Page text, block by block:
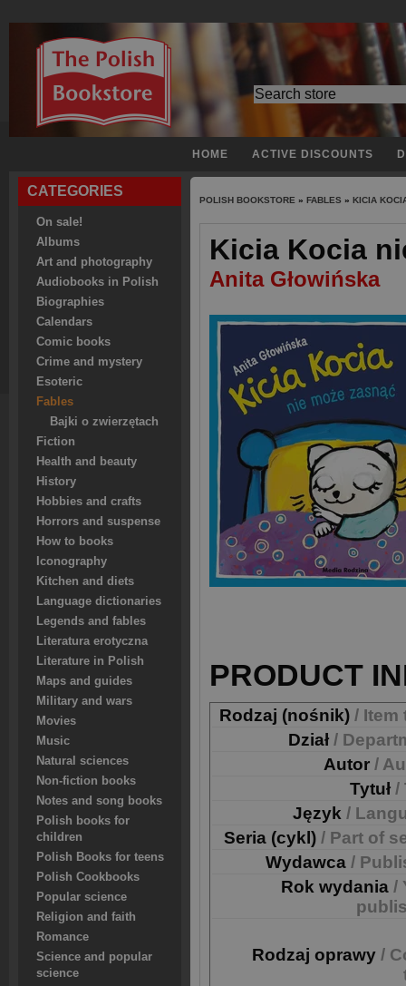
HOME ACTIVE DISCOUNTS
CATEGORIES
On sale!
Albums
Art and photography
Audiobooks in Polish
Biographies
Calendars
Comic books
Crime and mystery
Esoteric
Fables
Bajki o zwierzętach
Fiction
Health and beauty
History
Hobbies and crafts
Horrors and suspense
How to books
Iconography
Kitchen and diets
Language dictionaries
Legends and fables
Literatura erotyczna
Literature in Polish
Maps and guides
Military and wars
Movies
Music
Natural sciences
Non-fiction books
Notes and song books
Polish books for
children
Polish Books for teens
Polish Cookbooks
Popular science
Religion and faith
Romance
Science and popular
science
POLISH BOOKSTORE » FABLES » KICIA
Kicia Kocia
Anita Głowińska
PRODUCT
Rodzaj (nośnik) / Item
Dział /
Autor /
Tytuł /
Język /
Seria (cykl) / Part of
Wydawca /
Rok wydania /
Rodzaj oprawy /